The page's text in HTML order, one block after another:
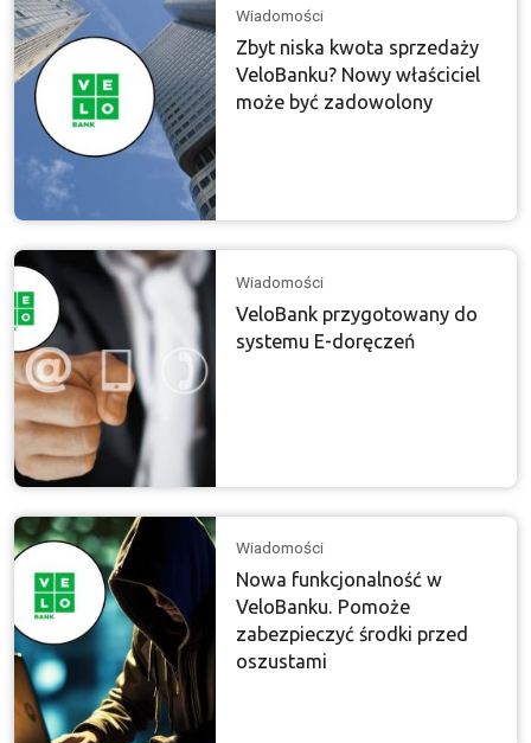
Wiadomości
Zbyt niska kwota sprzedaży
VeloBanku? Nowy właściciel
może być zadowolony
Wiadomości
VeloBank przygotowany do
systemu E-doręczeń
Wiadomości
Nowa funkcjonalność w
VeloBanku. Pomoże
zabezpieczyć środki przed
oszustami